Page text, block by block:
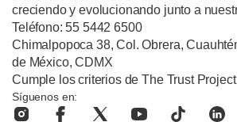
creciendo y evolucionando junto a
Teléfono: 55 5442 6500
Chimalpopoca 38, Col. Obrera,
de México, CDMX
Cumple los criterios de The Trust Project
Síguenos en: